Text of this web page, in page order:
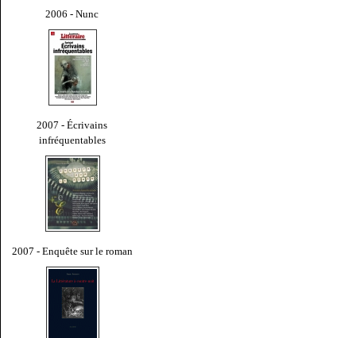
2006 - Nunc
2007 - Écrivains
infréquentables
2007 - Enquête sur le roman